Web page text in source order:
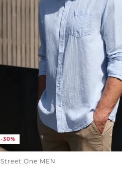
-30%
Street One MEN